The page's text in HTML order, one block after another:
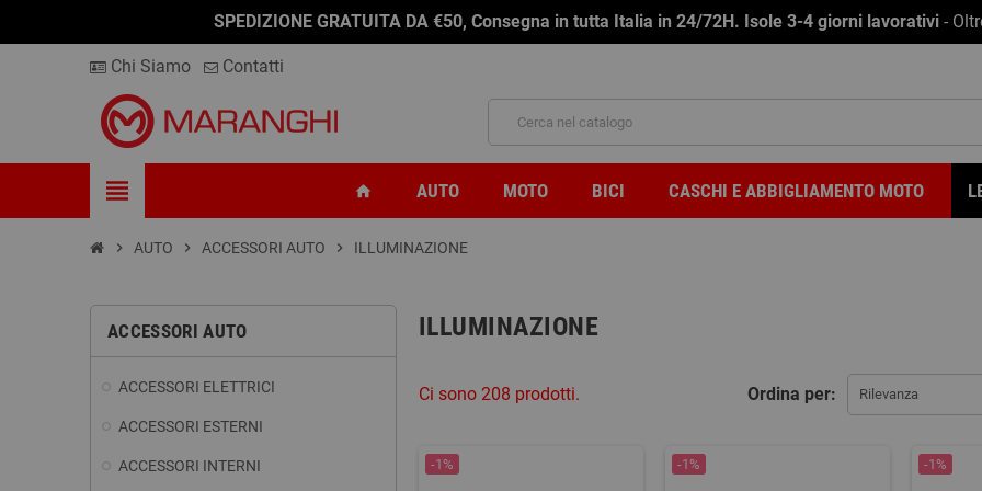
SPEDIZIONE GRATUITA DA €50, Consegna in tutta Italia in 24/72H. Isole 3-4 giorni lavorativi -
Chi Siamo Contatti
view_headline home AUTO MOTO BICI CASCHI E ABBIGLIAMENTO MOTO
chevron_right AUTO chevron_right ACCESSORI AUTO chevron_right ILLUMINAZIONE
ACCESSORI AUTO
ACCESSORI ELETTRICI
ACCESSORI ESTERNI
ACCESSORI INTERNI
ILLUMINAZIONE
Ordina per: Rilevanza
Ci sono 208 prodotti.
-1% -1% -1%